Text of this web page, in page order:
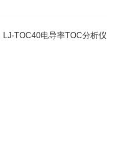
LJ-TOC40电导率TOC分析仪